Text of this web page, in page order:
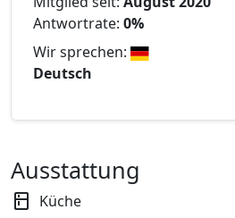
Antwortrate: 0%
Wir sprechen:
Deutsch
Ausstattung
Küche